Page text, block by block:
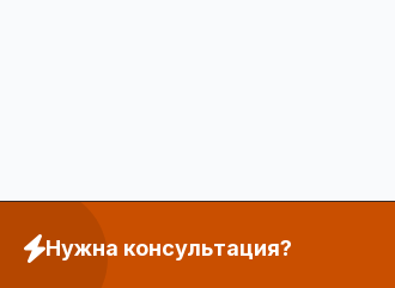
Нужна консультация?